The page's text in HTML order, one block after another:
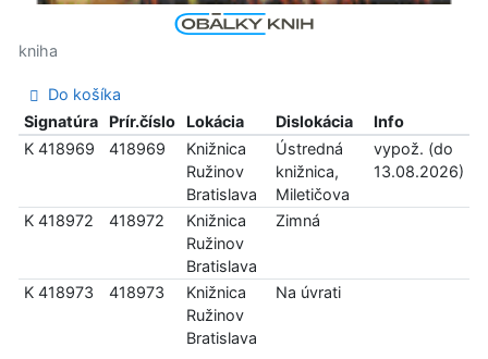
kniha
Do košíka
Signatúra
Prír.číslo Lokácia Dislokácia
Info
K 418969
418969
Knižnica
Ružinov
Bratislava
Ústredná
knižnica,
Miletičova
vypož. (do
13.08.2026)
K 418972 418972
Knižnica
Ružinov
Bratislava
Zimná
K 418973 418973
Knižnica
Ružinov
Bratislava
Na úvrati